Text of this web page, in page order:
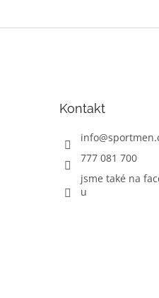
Kontakt
info@
777 081 700
jsme také na
u